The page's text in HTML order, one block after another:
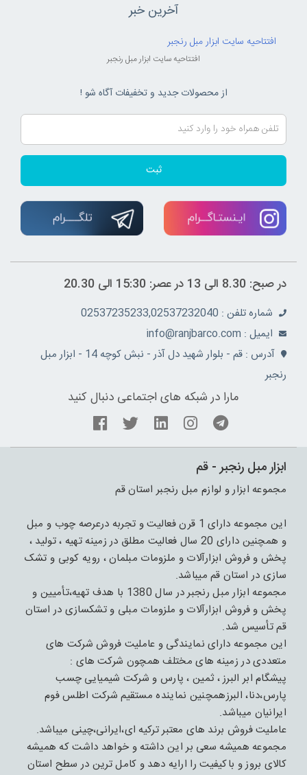
آخرین خبر
افتتاحیه سایت ابزار مبل رنجبر
افتتاحیه سایت ابزار مبل رنجبر
از محصولات جدید و تخفیفات آگاه شو !
ثبت
در صبح: 8.30 الی 13 در عصر: 15:30 الی 20.30
شماره تلفن : 02537235233,02537232040
ايميل : info@ranjbarco.com
آدرس : قم - بلوار شهید دل آذر - نبش کوچه 14 - ابزار مبل
رنجبر
مارا در شبکه های اجتماعی دنبال کنید
ابزار مبل رنجبر - قم
مجموعه ابزار و لوازم مبل رنجبر استان قم
این مجموعه دارای 1 قرن فعالیت و تجربه درعرصه چوب و مبل
و همچنین دارای 20 سال فعالیت مطلق در زمینه تهیه ، تولید ،
پخش و فروش ابزارآلات و ملزومات مبلمان ، رویه کوبی و تشک
سازی در استان قم میباشد.
مجموعه ابزار مبل رنجبر در سال 1380 با هدف تهیه،تأمیین و
پخش و فروش ابزارآلات و ملزومات مبلی و تشکسازی در استان
قم تأسیس شد.
این مجموعه دارای نمایندگی و عاملیت فروش شرکت های
متعددی در زمینه های مختلف همچون شرکت های :
پیشگام ابر البرز ، ثمین ، پارس و شرکت شیمیایی چسب
پارس،دنا، البرزهمچنین نماینده مستقیم شرکت اطلس فوم
ایرانیان میباشد.
عاملیت فروش برند های معتبر ترکیه ای،ایرانی،چینی میباشد.
مجموعه همیشه سعی بر این داشته و خواهد داشت که همیشه
کالای بروز و باکیفیت را ارایه دهد و کامل ترین در سطح استان